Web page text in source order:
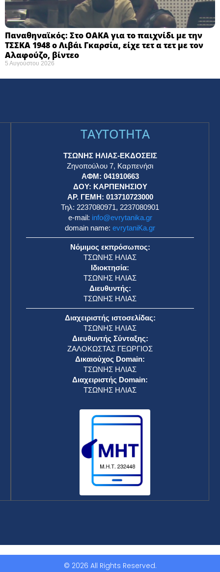
Παναθηναϊκός: Στο ΟΑΚΑ για το παιχνίδι με την
ΤΣΣΚΑ 1948 ο Λιβάι Γκαρσία, είχε τετ α τετ με τον
Αλαφούζο, βίντεο
5 Αυγούστου 2026
TAYTOTHTA
ΤΣΩΝΗΣ ΗΛΙΑΣ-ΕΚΔΟΣΕΙΣ
Ζηνοπούλου 7, Καρπενήσι
ΑΦΜ: 041910663
ΔΟΥ: ΚΑΡΠΕΝΗΣΙΟΥ
ΑΡ. ΓΕΜΗ: 013710723000
Τηλ: 2237080971, 2237080901
e-mail: info@evrytanika.gr
domain name: evrytaniKa.gr
Νόμιμος εκπρόσωπος:
ΤΣΩΝΗΣ ΗΛΙΑΣ
Ιδιοκτησία:
ΤΣΩΝΗΣ ΗΛΙΑΣ
Διευθυντής:
ΤΣΩΝΗΣ ΗΛΙΑΣ
Διαχειριστής ιστοσελίδας:
ΤΣΩΝΗΣ ΗΛΙΑΣ
Διευθυντής Σύνταξης:
ΖΑΛΟΚΩΣΤΑΣ ΓΕΩΡΓΙΟΣ
Δικαιούχος Domain:
ΤΣΩΝΗΣ ΗΛΙΑΣ
Διαχειριστής Domain:
ΤΣΩΝΗΣ ΗΛΙΑΣ
© 2026 All Rights Reserved.